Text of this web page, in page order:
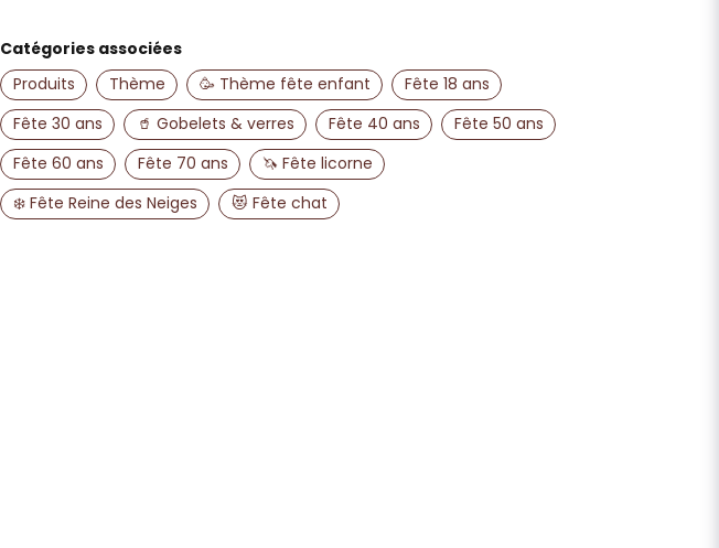
Oui, vous pouvez publier ma question
Catégories associées
Produits
Thème 🥳 Thème fête enfant
Fête 18 ans
Fête 30 ans
🥤 Gobelets & verres Fête 40 ans
Fête 50 ans
Fête 60 ans
Fête 70 ans
🦄 Fête licorne
❄️ Fête Reine des Neiges
😻 Fête chat